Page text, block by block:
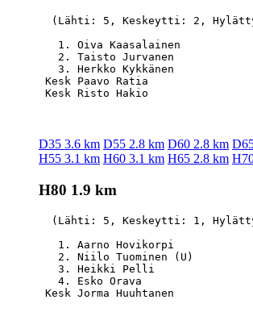
(Lähti: 5, Keskeytti: 2,
1. Oiva Kaasalainen
2. Taisto Jurvanen
3. Herkko Kykkänen
Kesk Paavo Ratia
D35 3.6 km D55 2.8 km D60 2.8 km
H55 3.1 km H60 3.1 km H65 2.8 km
H80 1.9 km
(Lähti: 5, Keskeytti: 1,
1. Aarno Hovikorpi
2. Niilo Tuominen (U)
3. Heikki Pelli
4. Esko Orava